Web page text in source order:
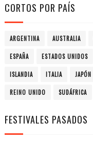
CORTOS POR PAÍS
ARGENTINA AUSTRALIA
ESPAÑA ESTADOS UNIDOS
ISLANDIA ITALIA JAPÓN
REINO UNIDO SUDÁFRICA
FESTIVALES PASADOS